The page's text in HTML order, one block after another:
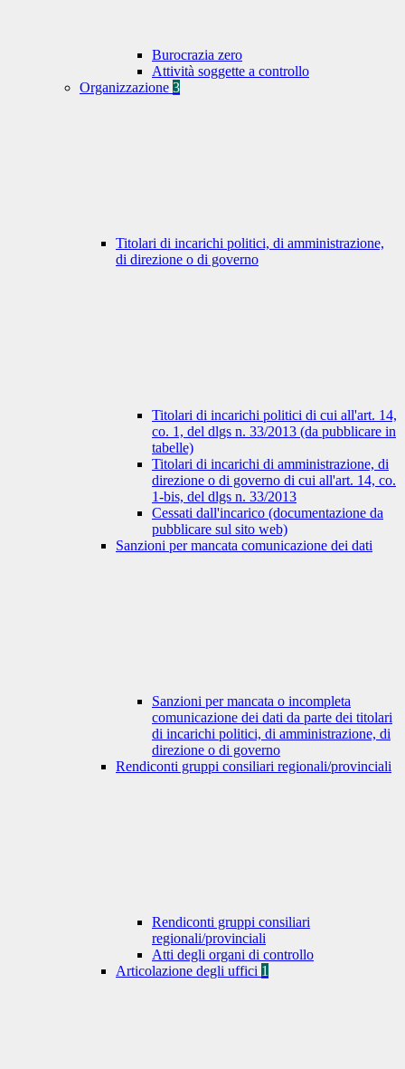
Burocrazia zero
Attività soggette a controllo
Organizzazione 3
Titolari di incarichi politici, di amministrazione,
di direzione o di governo
Titolari di incarichi politici di cui all'art. 14,
co. 1, del dlgs n. 33/2013 (da pubblicare in
tabelle)
Titolari di incarichi di amministrazione, di
direzione o di governo di cui all'art. 14, co.
1-bis, del dlgs n. 33/2013
Cessati dall'incarico (documentazione da
pubblicare sul sito web)
Sanzioni per mancata comunicazione dei dati
Sanzioni per mancata o incompleta
comunicazione dei dati da parte dei titolari
di incarichi politici, di amministrazione, di
direzione o di governo
Rendiconti gruppi consiliari regionali/provinciali
Rendiconti gruppi consiliari
regionali/provinciali
Atti degli organi di controllo
Articolazione degli uffici 1